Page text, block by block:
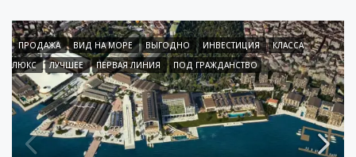
ПРОДАЖА ВИД НА МОРЕ ВЫГОДНО ИНВЕСТИЦИЯ
КЛАССА
ЛЮКС
ЛУЧШЕЕ ПЕРВАЯ ЛИНИЯ ПОД ГРАЖДАНСТВО